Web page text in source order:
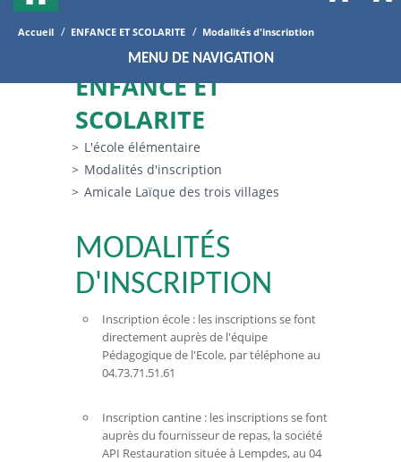
MENU DE NAVIGATION
Accueil / ENFANCE ET SCOLARITE / Modalités d'inscription
ENFANCE ET
SCOLARITE
L'école élémentaire
Modalités d'inscription
Amicale Laïque des trois villages
MODALITÉS
D'INSCRIPTION
Inscription école : les inscriptions se font
directement auprès de l'équipe
Pédagogique de l'Ecole, par téléphone au
04.73.71.51.61
Inscription cantine : les inscriptions se font
auprès du fournisseur de repas, la société
API Restauration située à Lempdes, au 04